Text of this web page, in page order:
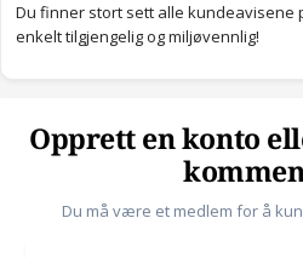
Du finner stort sett alle kundeavisene
enkelt tilgjengelig og miljøvennlig!
Opprett en konto
Du må være et medlem for å